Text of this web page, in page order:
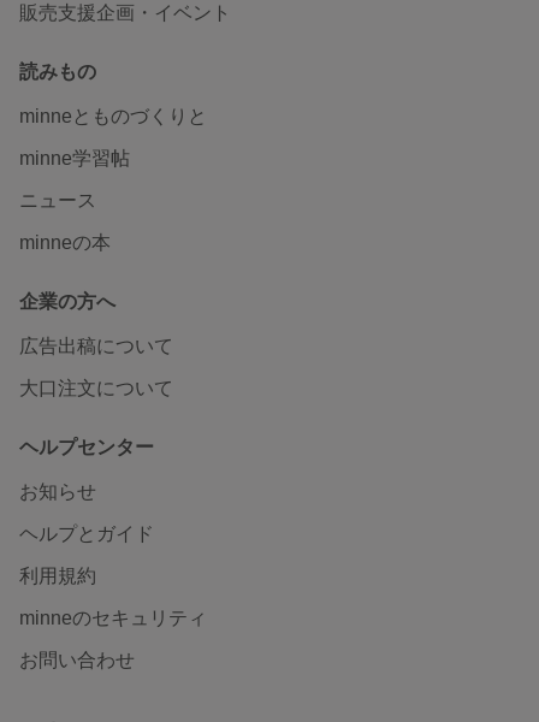
販売支援企画・イベント
読みもの
minneとものづくりと
minne学習帖
ニュース
minneの本
企業の方へ
広告出稿について
大口注文について
ヘルプセンター
お知らせ
ヘルプとガイド
利用規約
minneのセキュリティ
お問い合わせ